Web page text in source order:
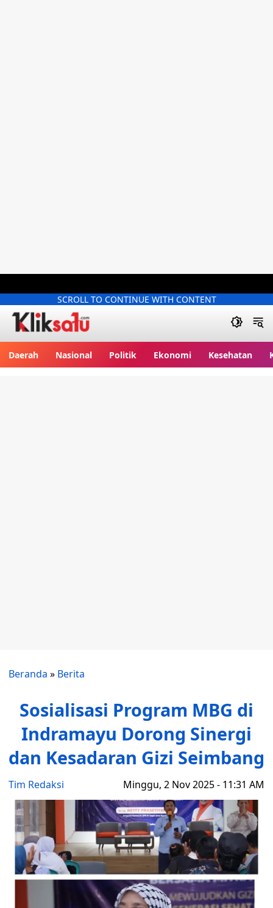
SCROLL TO CONTINUE WITH CONTENT
Daerah Nasional Politik Ekonomi Kesehatan
Beranda » Berita
Sosialisasi Program MBG di
Indramayu Dorong Sinergi
dan Kesadaran Gizi Seimbang
Tim Redaksi Minggu, 2 Nov 2025 - 11:31 AM